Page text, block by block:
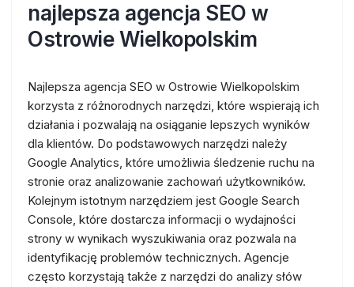
najlepsza agencja SEO w
Ostrowie Wielkopolskim
Najlepsza agencja SEO w Ostrowie Wielkopolskim
korzysta z różnorodnych narzędzi, które wspierają ich
działania i pozwalają na osiąganie lepszych wyników
dla klientów. Do podstawowych narzędzi należy
Google Analytics, które umożliwia śledzenie ruchu na
stronie oraz analizowanie zachowań użytkowników.
Kolejnym istotnym narzędziem jest Google Search
Console, które dostarcza informacji o wydajności
strony w wynikach wyszukiwania oraz pozwala na
identyfikację problemów technicznych. Agencje
często korzystają także z narzędzi do analizy słów